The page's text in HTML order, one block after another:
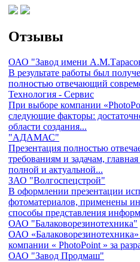
Отзывы
ОАО "Завод имени
В результате работы был
полностью отвечающий
Технология - Сервис
При выборе компании
следующие факторы:
области создания...
"АДАМАС"
Презентация полностью
требованиям и задачам,
полной и актуальной...
ЗАО "Волгоспецстрой"
В оформлении презентации
фотоматериалов, применены
способы представления
ОАО "Балаковорезинотехника"
ОАО
компании « PhotoPoint » за
ОАО "Завод Продмаш"